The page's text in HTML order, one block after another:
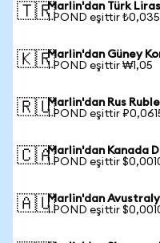
🇹🇷Marlin'dan Türk
1 POND eşittir
🇰🇷Marlin'dan Güney
1 POND eşittir ₩1,05
🇷🇺Marlin'dan Rus
1 POND eşittir
🇨🇦Marlin'dan Kanada
1 POND eşittir
🇦🇺Marlin'dan
1 POND eşittir